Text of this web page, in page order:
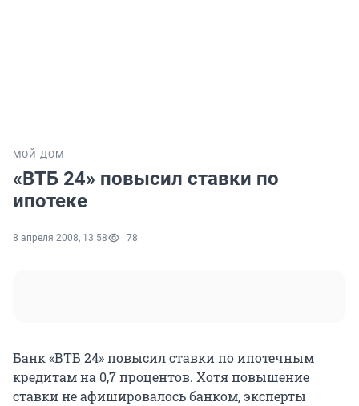
МОЙ ДОМ
«ВТБ 24» повысил ставки по
ипотеке
8 апреля 2008, 13:58 78
Банк «ВТБ 24» повысил ставки по ипотечным
кредитам на 0,7 процентов. Хотя повышение
ставки не афишировалось банком, эксперты